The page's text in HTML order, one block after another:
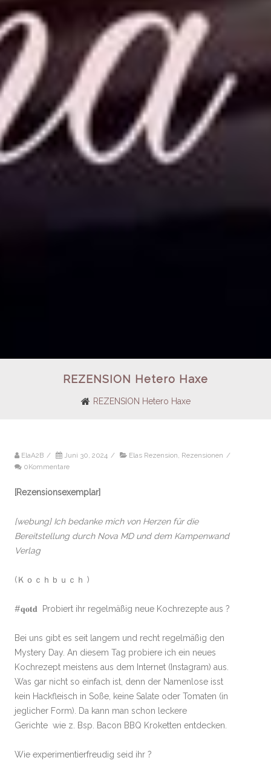
REZENSION Hetero Haxe
REZENSION Hetero Haxe
ElaA2B / Juni 30, 2024 / Elas Rezension Rezensionen /
0Kommentare
[Rezensionsexemplar]
[webung] Ich bedanke mich von Herzen für die
Bereitstellung durch Nova MD und dem Kampenwand
Verlag
(Ｋｏｃｈｂｕｃｈ )
#𝐪𝐨𝐭𝐝 Probiert ihr regelmäßig neue Kochrezepte aus ?
Bei uns gibt es seit langem und recht regelmäßig den
Mystery Day. An diesem Tag probiere ich ein neues
Kochrezept meistens aus dem Internet (Instagram) aus.
Was gar nicht so einfach ist, denn der Namenlose isst
kein Hackfleisch in Soße, keine Salate oder Tomaten (in
jeglicher Form). Da kann man schon leckere
Gerichte wie z. Bsp. Bacon BBQ Kroketten entdecken.
Wie experimentierfreudig seid ihr ?